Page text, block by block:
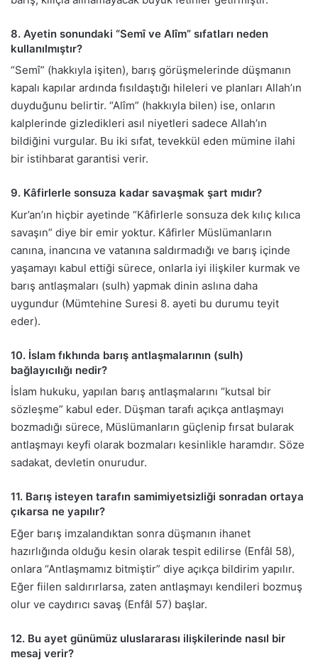
8. Ayetin sonundaki “Semî ve Alîm” sıfatları neden
kullanılmıştır?
“Semî” (hakkıyla işiten), barış görüşmelerinde düşmanın
kapalı kapılar ardında fısıldaştığı hileleri ve planları Allah’ın
duyduğunu belirtir. “Alîm” (hakkıyla bilen) ise, onların
kalplerinde gizledikleri asıl niyetleri sadece Allah’ın
bildiğini vurgular. Bu iki sıfat, tevekkül eden mümine ilahi
bir istihbarat garantisi verir.
9. Kâfirlerle sonsuza kadar savaşmak şart mıdır?
Kur’an’ın hiçbir ayetinde “Kâfirlerle sonsuza dek kılıç kılıca
savaşın” diye bir emir yoktur. Kâfirler Müslümanların
canına, inancına ve vatanına saldırmadığı ve barış içinde
yaşamayı kabul ettiği sürece, onlarla iyi ilişkiler kurmak ve
barış antlaşmaları (sulh) yapmak dinin aslına daha
uygundur (Mümtehine Suresi 8. ayeti bu durumu teyit
eder).
10. İslam fıkhında barış antlaşmalarının (sulh)
bağlayıcılığı nedir?
İslam hukuku, yapılan barış antlaşmalarını “kutsal bir
sözleşme” kabul eder. Düşman tarafı açıkça antlaşmayı
bozmadığı sürece, Müslümanların güçlenip fırsat bularak
antlaşmayı keyfi olarak bozmaları kesinlikle haramdır. Söze
sadakat, devletin onurudur.
11. Barış isteyen tarafın samimiyetsizliği sonradan ortaya
çıkarsa ne yapılır?
Eğer barış imzalandıktan sonra düşmanın ihanet
hazırlığında olduğu kesin olarak tespit edilirse (Enfâl 58),
onlara “Antlaşmamız bitmiştir” diye açıkça bildirim yapılır.
Eğer fiilen saldırırlarsa, zaten antlaşmayı kendileri bozmuş
olur ve caydırıcı savaş (Enfâl 57) başlar.
12. Bu ayet günümüz uluslararası ilişkilerinde nasıl bir
mesaj verir?